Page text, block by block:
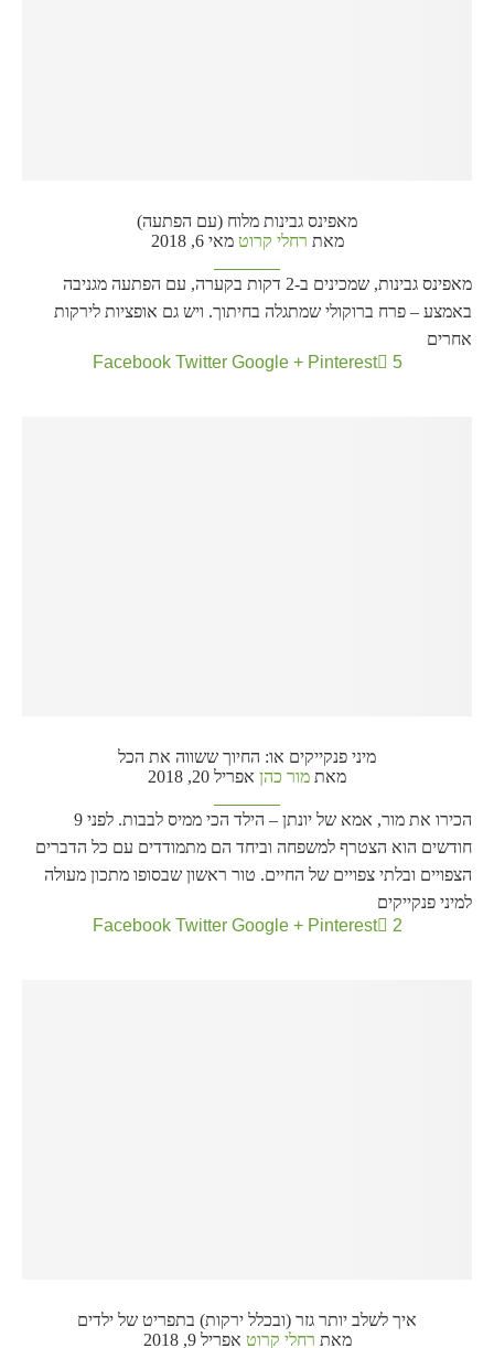
מאפינס גבינות מלוח (עם הפתעה)
מאת רחלי קרוט מאי 6, 2018
מאפינס גבינות, שמכינים ב-2 דקות בקערה, עם הפתעה מגניבה
באמצע – פרח ברוקולי שמתגלה בחיתוך. ויש גם אופציות לירקות
אחרים
5
Facebook Twitter Google + Pinterest
מיני פנקייקים או: החיוך ששווה את הכל
מאת מור כהן אפריל 20, 2018
הכירו את מור, אמא של יונתן – הילד הכי ממיס לבבות. לפני 9
חודשים הוא הצטרף למשפחה וביחד הם מתמודדים עם כל הדברים
הצפויים ובלתי צפויים של החיים. טור ראשון שבסופו מתכון מעולה
למיני פנקייקים
2
Facebook Twitter Google + Pinterest
איך לשלב יותר גזר (ובכלל ירקות) בתפריט של ילדים
מאת רחלי קרוט אפריל 9, 2018